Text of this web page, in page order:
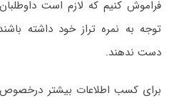
فراموش کنیم که لازم است
توجه به نمره تراز خود داشته
دست ندهند.
برای کسب اطلاعات بیشتر